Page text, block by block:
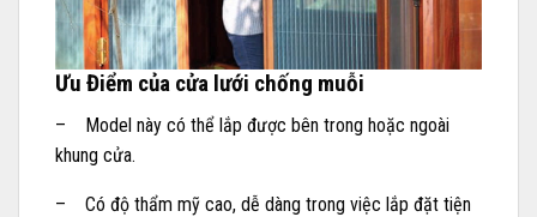
Ưu Điểm của cửa lưới chống muỗi
– Model này có thể lắp được bên trong hoặc ngoài
khung cửa.
– Có độ thẩm mỹ cao, dễ dàng trong việc lắp đặt tiện